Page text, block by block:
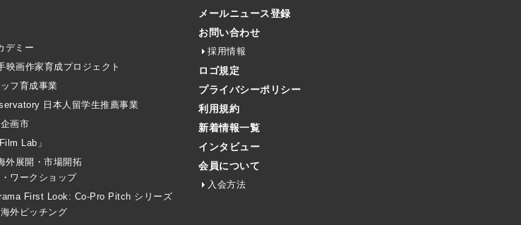
デミー
映画作家育成プロジェクト
フ育成事業
日本人留学生推薦事業
画市
Lab」
外展開・市場開拓
ワークショップ
First Look: Co-Pro Pitch シリーズ
外ピッチング
メールニュース登録
お問い合わせ
採用情報
ロゴ規定
プライバシーポリシー
利用規約
新着情報一覧
インタビュー
会員について
入会方法